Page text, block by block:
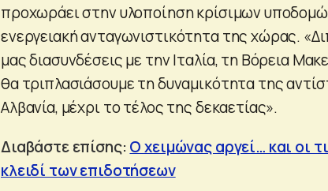
προχωράει στην υλοποίηση κρίσιμων
ενεργειακή ανταγωνιστικότητα της χώρας.
μας διασυνδέσεις με την Ιταλία, τη Βόρεια
θα τριπλασιάσουμε τη δυναμικότητα της
Αλβανία, μέχρι το τέλος της δεκαετίας».
Διαβάστε επίσης: Ο χειμώνας αργεί… και οι
κλειδί των επιδοτήσεων